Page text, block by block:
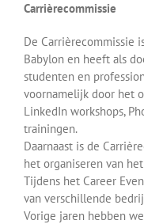
Carrièrecommissie
De Carrièrecommissie
Babylon en heeft als
studenten en
voornamelijk door het
LinkedIn workshops,
trainingen.
Daarnaast is de
het organiseren van
Tijdens het Career
van verschillende
Vorige jaren hebben